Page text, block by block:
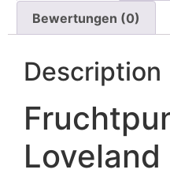
Bewertungen (0)
Description